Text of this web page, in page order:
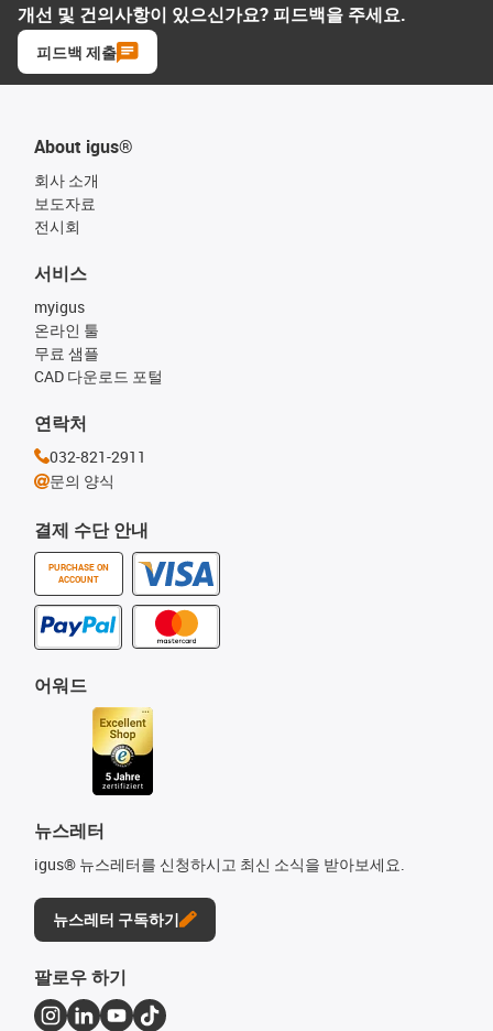
개선 및 건의사항이 있으신가요? 피드백을 주세요.
피드백 제출
About igus®
회사 소개
보도자료
전시회
결제 수단 안내
PURCHASE ON
ACCOUNT
서비스
myigus
온라인 툴
무료 샘플
CAD 다운로드 포털
어워드
뉴스레터
igus® 뉴스레터를 신청하시고 최신 소식을 받아보세요.
뉴스레터 구독하기
연락처
032-821-2911
문의 양식
팔로우 하기